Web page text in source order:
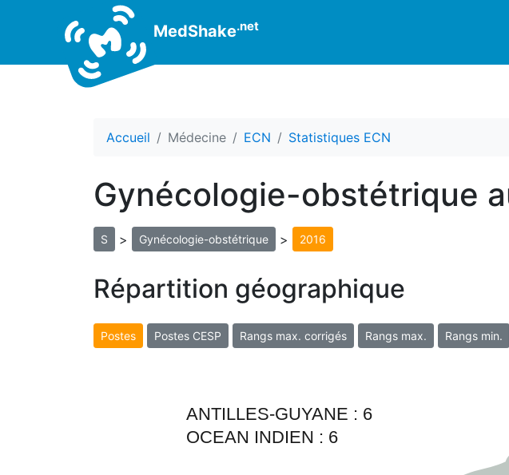
MedShake.net
Accueil Médecine ECN Statistiques ECN
Gynécologie-obstétrique
S > Gynécologie-obstétrique > 2016
Répartition géographique
Postes Postes CESP Rangs max. corrigés Rangs max. Rangs min.
ANTILLES-GUYANE : 6
OCEAN INDIEN : 6